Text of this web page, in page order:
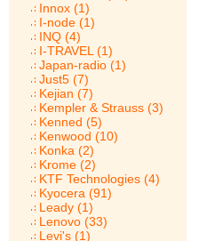
Innox (1)
I-node (1)
INQ (4)
I-TRAVEL (1)
Japan-radio (1)
Just5 (7)
Kejian (7)
Kempler & Strauss (3)
Kenned (5)
Kenwood (10)
Konka (2)
Krome (2)
KTF Technologies (4)
Kyocera (91)
Leady (1)
Lenovo (33)
Levi's (1)